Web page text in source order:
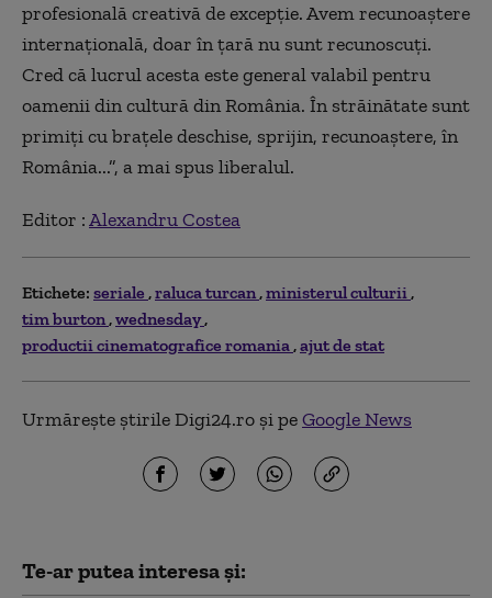
profesională creativă de excepție. Avem recunoaștere
internațională, doar în țară nu sunt recunoscuți.
Cred că lucrul acesta este general valabil pentru
oamenii din cultură din România. În străinătate sunt
primiți cu brațele deschise, sprijin, recunoaștere, în
România...”, a mai spus liberalul.
Editor :Alexandru Costea
Etichete: seriale raluca turcan ministerul culturii
tim burton wednesday
productii cinematografice romania ajut de stat
Urmărește știrile Digi24.ro și peGoogle News
Te-ar putea interesa și: